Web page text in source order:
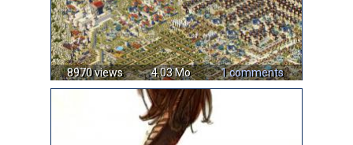
8970 views 4.03 Mo 1 comments